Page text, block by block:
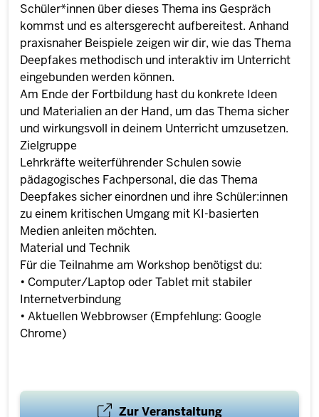
Schüler*innen über dieses Thema ins Gespräch
kommst und es altersgerecht aufbereitest. Anhand
praxisnaher Beispiele zeigen wir dir, wie das Thema
Deepfakes methodisch und interaktiv im Unterricht
eingebunden werden können.
Am Ende der Fortbildung hast du konkrete Ideen
und Materialien an der Hand, um das Thema sicher
und wirkungsvoll in deinem Unterricht umzusetzen.
Zielgruppe
Lehrkräfte weiterführender Schulen sowie
pädagogisches Fachpersonal, die das Thema
Deepfakes sicher einordnen und ihre Schüler:innen
zu einem kritischen Umgang mit KI-basierten
Medien anleiten möchten.
Material und Technik
Für die Teilnahme am Workshop benötigst du:
• Computer/Laptop oder Tablet mit stabiler
Internetverbindung
• Aktuellen Webbrowser (Empfehlung: Google
Chrome)
Zur Veranstaltung